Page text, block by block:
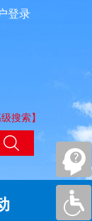
登录
级搜索】